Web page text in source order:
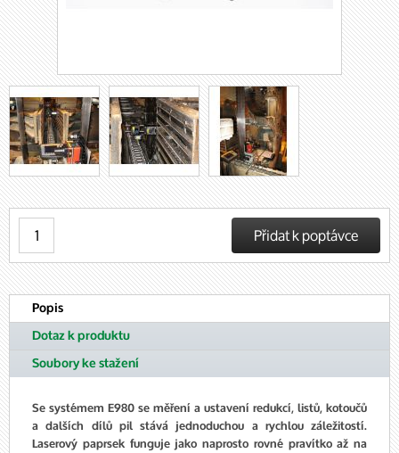
Popis
Dotaz k produktu
Soubory ke stažení
Se systémem E980 se měření a ustavení redukcí, listů, kotoučů
a dalších dílů pil stává jednoduchou a rychlou záležitostí.
Laserový paprsek funguje jako naprosto rovné pravítko až na